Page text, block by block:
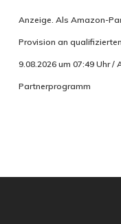
Anzeige. Als Amazon-
Provision an
9.08.2026 um 07:49 Uhr
Partnerprogramm